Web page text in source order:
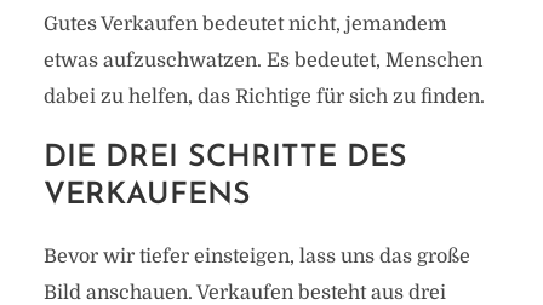
Gutes Verkaufen bedeutet nicht, jemandem
etwas aufzuschwatzen. Es bedeutet, Menschen
dabei zu helfen, das Richtige für sich zu finden.
DIE DREI SCHRITTE DES
VERKAUFENS
Bevor wir tiefer einsteigen, lass uns das große
Bild anschauen. Verkaufen besteht aus drei